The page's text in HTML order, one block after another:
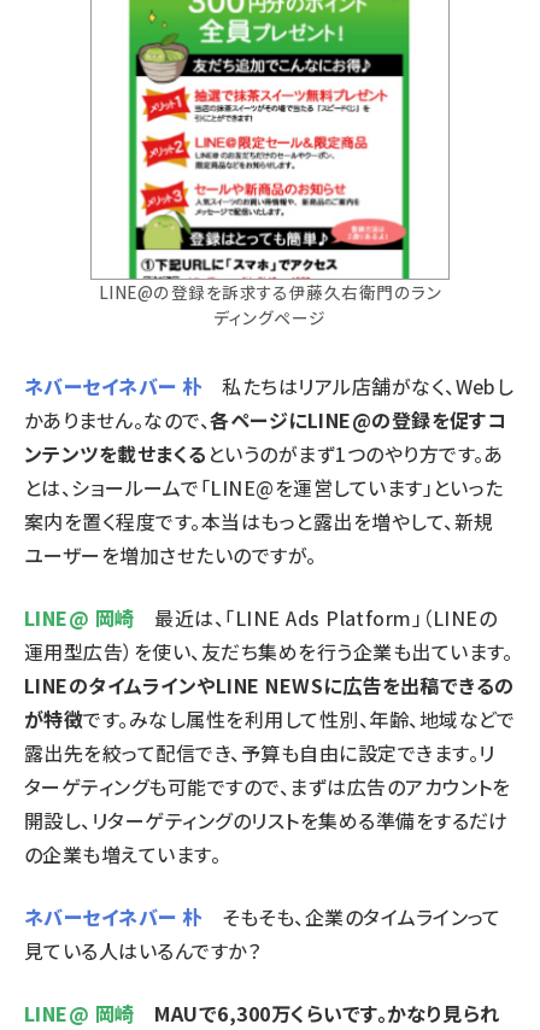
LINE@の登録を訴求する伊藤久右衛門のラン
ディングページ
ネバーセイネバー 朴私たちはリアル店舗がなく、Webし
かありません。なので、各ページにLINE@の登録を促すコ
ンテンツを載せまくる というのがまず1つのやり方です。あ
とは、ショールームで「LINE@を運営しています」といった
案内を置く程度です。本当はもっと露出を増やして、新規
ユーザーを増加させたいのですが。
LINE@ 岡崎 最近は、「LINE Ads Platform 」（LINEの
運用型広告）を使い、友だち集めを行う企業も出ています。
LINEのタイムラインやLINE NEWSに広告を出稿できるの
が特徴です。みなし属性を利用して性別、年齢、地域などで
露出先を絞って配信でき、予算も自由に設定できます。リ
ターゲティングも可能ですので、まずは広告のアカウントを
開設し、リターゲティングのリストを集める準備をするだけ
の企業も増えています。
ネバーセイネバー 朴そもそも、企業のタイムラインって
見ている人はいるんですか？
LINE@ 岡崎
MAUで6,300万くらいです。かなり見られ